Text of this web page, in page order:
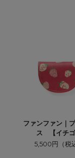
ファンファン｜
ス 【イチゴ
5,500円（税